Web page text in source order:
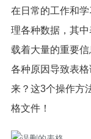
在日常的工作和
理各种数据，其
载着大量的重要
各种原因导致表
来？这3个操作方
格文件！